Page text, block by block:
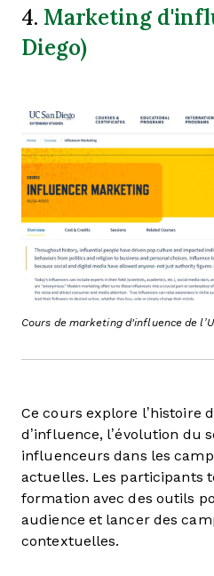
4. Marketing
Diego)
Cours de marketing d'influence de
Ce cours explore l’histoire
d’influence, l’évolution du
influenceurs dans les
actuelles. Les participants
formation avec des outils
audience et lancer des
contextuelles.